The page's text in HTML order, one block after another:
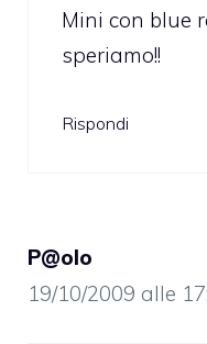
Mini con blue
speriamo!!
Rispondi
P@olo
19/10/2009 alle